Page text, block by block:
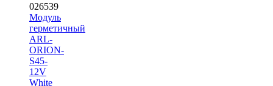
026539
Модуль
герметичный
ARL-
ORION-
S45-
12V
White